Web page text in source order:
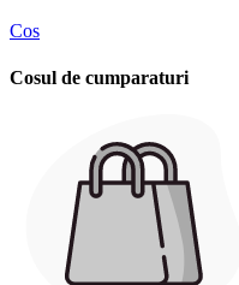
Cos
Cosul de cumparaturi